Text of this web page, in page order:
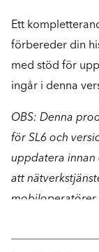
Ett
förbereder din
med stöd för
ingår i denna
OBS: Denna
för SL6 och
uppdatera innan
att
erbjuder tjänster